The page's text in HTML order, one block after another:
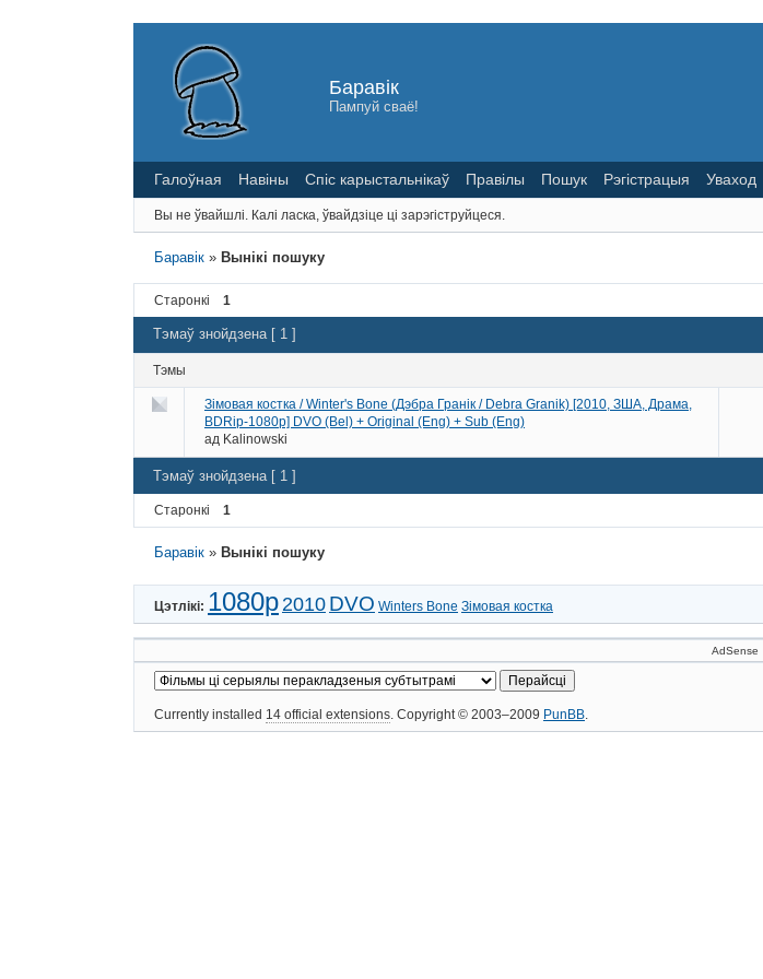
Баравік
Пампуй сваё!
Галоўная Навіны Спіс карыстальнікаў Правілы Пошук Рэгістрацыя Уваход
Вы не ўвайшлі. Калі ласка, ўвайдзіце ці зарэгіструйцеся.
Баравік » Вынікі пошуку
Старонкі 1
Тэмаў знойдзена [ 1 ]
Тэмы
Зімовая костка / Winter's Bone (Дэбра Гранік / Debra Granik) [2010, ЗША, Драма,
BDRip-1080p] DVO (Bel) + Original (Eng) + Sub (Eng)
ад Kalinowski
Тэмаў знойдзена [ 1 ]
Старонкі 1
Баравік » Вынікі пошуку
Цэтлікі: 1080p 2010 DVO Winters Bone Зімовая костка
AdSense
Currently installed 14 official extensions. Copyright © 2003–2009 PunBB.